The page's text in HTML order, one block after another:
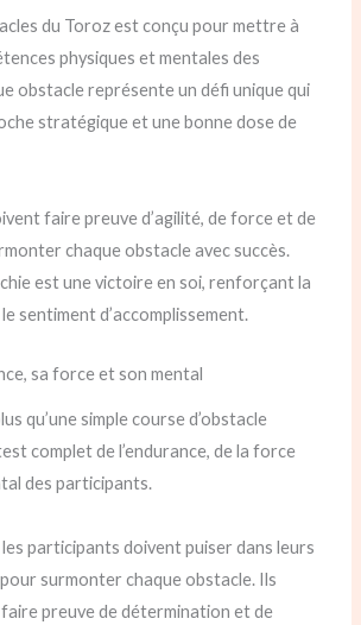
du Toroz est conçu pour mettre à
physiques et mentales des
obstacle représente un défi unique qui
stratégique et une bonne dose de
faire preuve d’agilité, de force et de
chaque obstacle avec succès.
est une victoire en soi, renforçant la
sentiment d’accomplissement.
sa force et son mental
qu’une simple course d’obstacle
complet de l’endurance, de la force
des participants.
participants doivent puiser dans leurs
surmonter chaque obstacle. Ils
preuve de détermination et de